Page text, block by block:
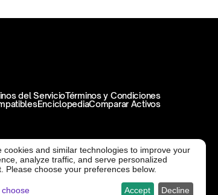
del ServicioTérminos y Condiciones
EnciclopediaComparar Activos
@ Freedx 2026
cookies and similar technologies to improve your
analyze traffic, and serve personalized
Please choose your preferences below.
Decline
Accept